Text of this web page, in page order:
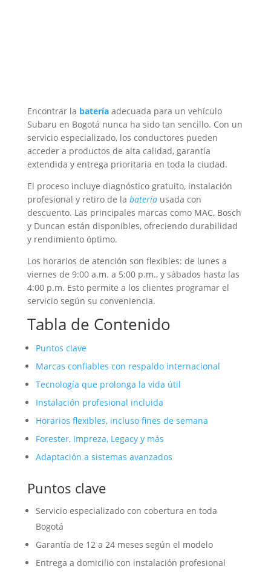
Encontrar la bateríaadecuada para un vehículo
Subaru en Bogotá nunca ha sido tan sencillo. Con un
servicio especializado, los conductores pueden
acceder a productos de alta calidad, garantía
extendida y entrega prioritaria en toda la ciudad.
El proceso incluye diagnóstico gratuito, instalación
profesional y retiro de la bateríausada con
descuento. Las principales marcas como MAC, Bosch
y Duncan están disponibles, ofreciendo durabilidad
y rendimiento óptimo.
Los horarios de atención son flexibles: de lunes a
viernes de 9:00 a.m. a 5:00 p.m., y sábados hasta las
4:00 p.m. Esto permite a los clientes programar el
servicio según su conveniencia.
Tabla de Contenido
Puntos clave
Marcas confiables con respaldo internacional
Tecnología que prolonga la vida útil
Instalación profesional incluida
Horarios flexibles, incluso fines de semana
Forester, Impreza, Legacy y más
Adaptación a sistemas avanzados
Puntos clave
Servicio especializado con cobertura en toda
Bogotá
Garantía de 12 a 24 meses según el modelo
Entrega a domicilio con instalación profesional